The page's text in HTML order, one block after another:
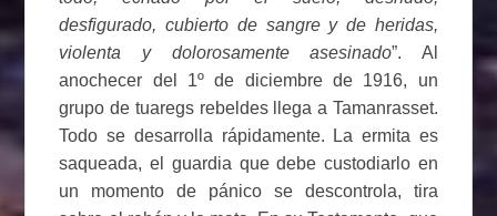
desfigurado, cubierto de sangre y de heridas,
violenta y dolorosamente asesinado”. Al
anochecer del 1º de diciembre de 1916, un
grupo de tuaregs rebeldes llega a Tamanrasset.
Todo se desarrolla rápidamente. La ermita es
saqueada, el guardia que debe custodiarlo en
un momento de pánico se descontrola, tira